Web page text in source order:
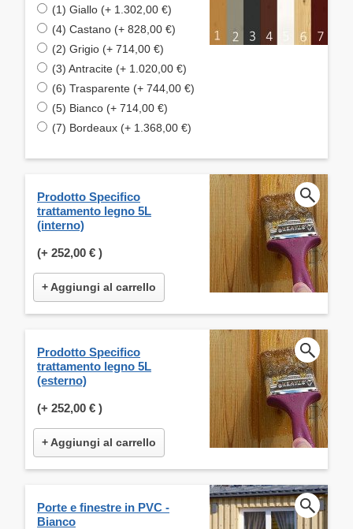
(1) Giallo (+ 1.302,00 €)
(4) Castano (+ 828,00 €)
(2) Grigio (+ 714,00 €)
(3) Antracite (+ 1.020,00 €)
(6) Trasparente (+ 744,00 €)
(5) Bianco (+ 714,00 €)
(7) Bordeaux (+ 1.368,00 €)
Prodotto Specifico
trattamento legno 5L
(interno)
(+ 252,00 € )
+ Aggiungi al carrello
Prodotto Specifico
trattamento legno 5L
(esterno)
(+ 252,00 € )
+ Aggiungi al carrello
Porte e finestre in PVC -
Bianco